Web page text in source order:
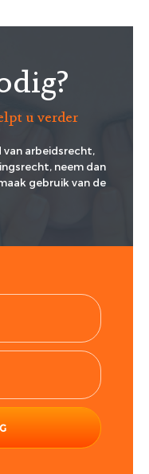
u verder
arbeidsrecht,
neem dan
gebruik van de